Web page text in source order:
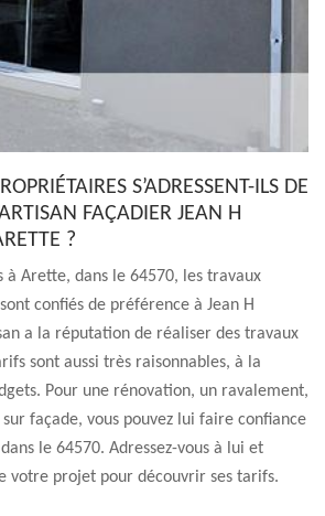
S’ADRESSENT-ILS DE
FAÇADIER JEAN H
?
à Arette, dans le 64570, les travaux
confiés de préférence à Jean H
a la réputation de réaliser des travaux
sont aussi très raisonnables, à la
Pour une rénovation, un ravalement,
façade, vous pouvez lui faire confiance
le 64570. Adressez-vous à lui et
votre projet pour découvrir ses tarifs.